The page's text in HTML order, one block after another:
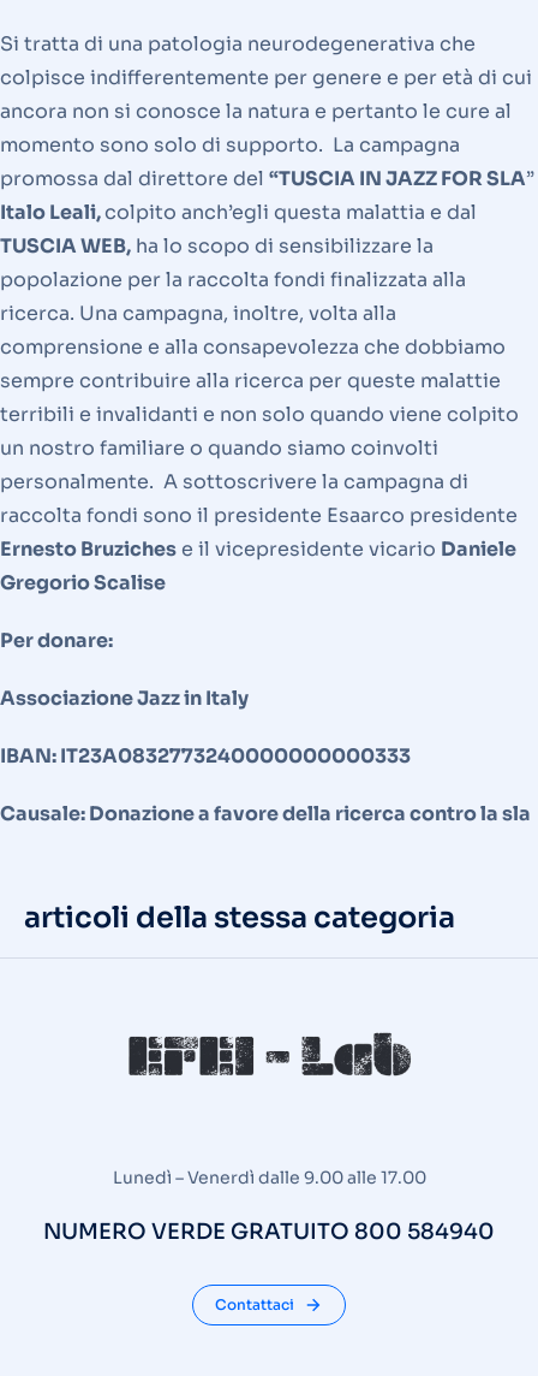
Si tratta di una patologia neurodegenerativa che
colpisce indifferentemente per genere e per età di cui
ancora non si conosce la natura e pertanto le cure al
momento sono solo di supporto. La campagna
promossa dal direttore del “TUSCIA IN JAZZ FOR SLA”
Italo Leali,colpito anch’egli questa malattia e dal
TUSCIA WEB, ha lo scopo di sensibilizzare la
popolazione per la raccolta fondi finalizzata alla
ricerca. Una campagna, inoltre, volta alla
comprensione e alla consapevolezza che dobbiamo
sempre contribuire alla ricerca per queste malattie
terribili e invalidanti e non solo quando viene colpito
un nostro familiare o quando siamo coinvolti
personalmente. A sottoscrivere la campagna di
raccolta fondi sono il presidente Esaarco presidente
Ernesto Bruzichese il vicepresidente vicario Daniele
Gregorio Scalise
Per donare:
Associazione Jazz in Italy
IBAN: IT23A0832773240000000000333
Causale: Donazione a favore della ricerca contro la sla
articoli della stessa categoria
Lunedì – Venerdì dalle 9.00 alle 17.00
NUMERO VERDE GRATUITO 800 584940
Contattaci